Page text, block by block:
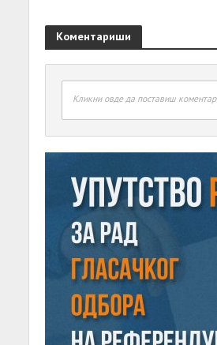
Коментариши
Кликни овде да поставиш коментар